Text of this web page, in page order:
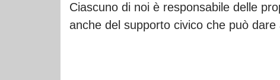
Ciascuno di noi è responsabile delle
anche del supporto civico che può dare